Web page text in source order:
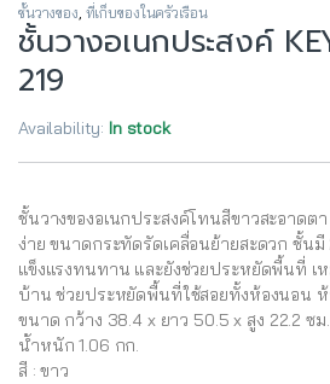
ชั้นวางของ, ที่เก็บของในครัวเรือน
ชั้นวางอเนกประสงค์
219
Availability: In stock
ชั้นวางของอเนกประสงค์โทนสีขาวสะอาดต
ง่าย ขนาดกระทัดรัดเคลื่อนย้ายสะดวก ชั้น
แข็งแรงทนทาน และยังช่วยประหยัดพื้นที่ เ
บ้าน ช่วยประหยัดพื้นที่ใช้สอยทั้งห้องนอน
ขนาด กว้าง 38.4 x ยาว 50.5 x สูง 22.2 ซม.
น้ำหนัก 1.06 กก.
สี : ขาว